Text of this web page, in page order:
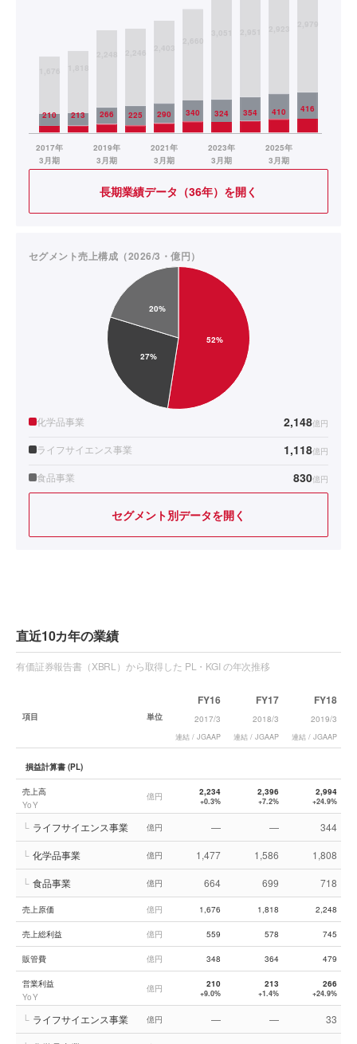
長期業績データ（36年）を開く
セグメント売上構成（2026/3・億円）
化学品事業 2,148億円
ライフサイエンス事業 1,118億円
食品事業 830億円
セグメント別データを開く
直近10カ年の業績
有価証券報告書（XBRL）から取得した PL・KGI の年次推移
項目 単位
FY16
2017/3
連結 / JGAAP
FY17
2018/3
連結 / JGAAP
FY18
2019/3
連結 / JGAAP
損益計算書 (PL)
売上高
YoY
億円 2,234
+0.3%
2,396
+7.2%
2,994
+24.9%
└ ライフサイエンス事業 億円 — — 344
└ 化学品事業 億円 1,477 1,586 1,808
└ 食品事業 億円 664 699 718
売上原価 億円 1,676 1,818 2,248
売上総利益 億円 559 578 745
販管費 億円 348 364 479
営業利益
YoY
億円 210
+9.0%
213
+1.4%
266
+24.9%
└ ライフサイエンス事業 億円 — — 33